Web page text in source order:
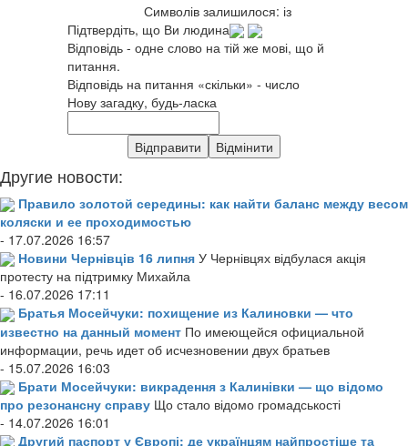
Символів залишилося: із
Підтвердіть, що Ви людина
Відповідь - одне слово на тій же мові, що й
питання.
Відповідь на питання «скільки» - число
Нову загадку, будь-ласка
Другие новости:
Правило золотой середины: как найти баланс между весом
коляски и ее проходимостью
- 17.07.2026 16:57
Новини Чернівців 16 липня У Чернівцях відбулася акція
протесту на підтримку Михайла
- 16.07.2026 17:11
Братья Мосейчуки: похищение из Калиновки — что
известно на данный момент По имеющейся официальной
информации, речь идет об исчезновении двух братьев
- 15.07.2026 16:03
Брати Мосейчуки: викрадення з Калинівки — що відомо
про резонансну справу Що стало відомо громадськості
- 14.07.2026 16:01
Другий паспорт у Європі: де українцям найпростіше та